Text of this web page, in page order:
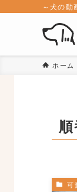
～犬の動
ホーム
可